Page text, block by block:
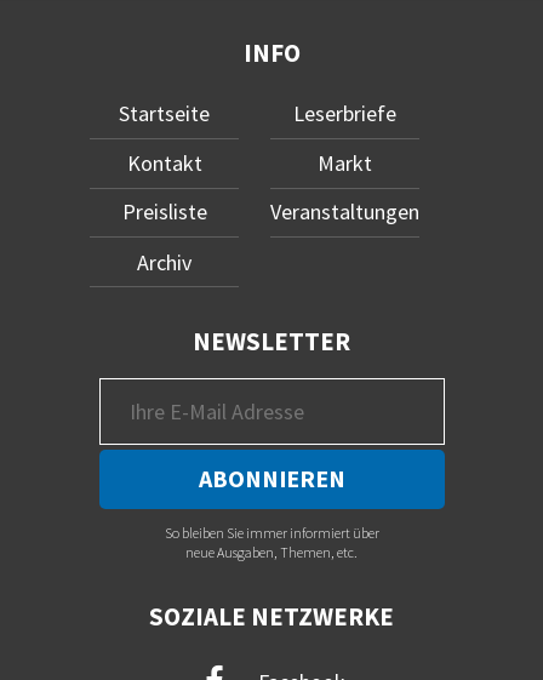
INFO
Startseite
Kontakt
Preisliste
Archiv
Leserbriefe
Markt
Veranstaltungen
NEWSLETTER
So bleiben Sie immer informiert über
neue Ausgaben, Themen, etc.
SOZIALE NETZWERKE